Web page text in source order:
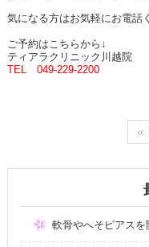
気になる方はお気軽にお電話
ご予約はこちらから↓
ティアラクリニック川越院
TEL 049-229-2200
軟骨やへそピアスを